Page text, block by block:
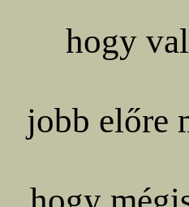
hogy
jobb előre